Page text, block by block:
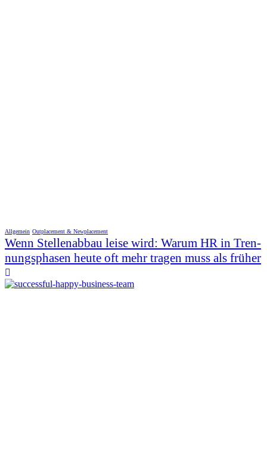
Allgemein Outplacement & Newplacement
Wenn Stellenabbau leise wird: Warum HR in Tren-
nungsphasen heute oft mehr tragen muss als früher
